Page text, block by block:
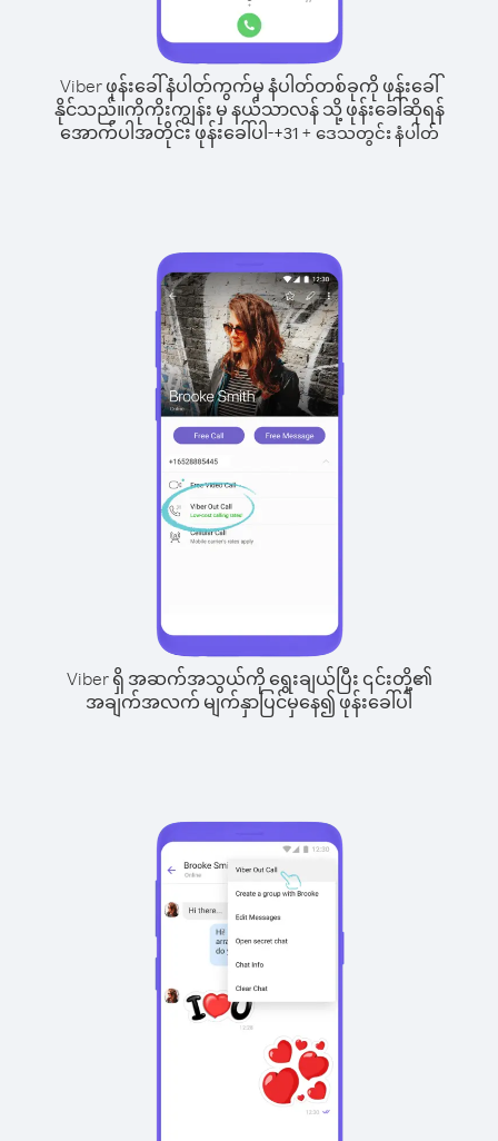
Viber ဖုန်းခေါ်နံပါတ်ကွက်မှ နံပါတ်တစ်ခုကို ဖုန်းခေါ်
နိုင်သည်။ကိုကိုးကျွန်း မှ နယ်သာလန် သို့ ဖုန်းခေါ်ဆိုရန်
အောက်ပါအတိုင်း ဖုန်းခေါ်ပါ-+31+ ဒေသတွင်း နံပါတ်
Viber ရှိ အဆက်အသွယ်ကို ရွေးချယ်ပြီး ၎င်းတို့၏
အချက်အလက် မျက်နှာပြင်မှနေ၍ ဖုန်းခေါ်ပါ